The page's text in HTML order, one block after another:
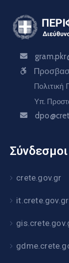
Πολιτική
Υπ.
crete.gov.gr
it.crete.gov.gr